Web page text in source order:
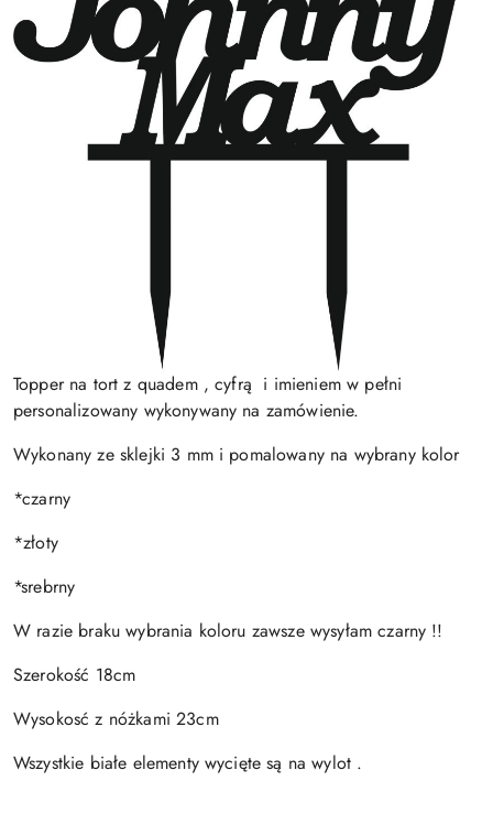
Topper na tort z quadem , cyfrą i imieniem w pełni
personalizowany wykonywany na zamówienie.
Wykonany ze sklejki 3 mm i pomalowany na wybrany kolor
*czarny
*złoty
*srebrny
W razie braku wybrania koloru zawsze wysyłam czarny !!
Szerokość 18cm
Wysokosć z nóżkami 23cm
Wszystkie białe elementy wycięte są na wylot .